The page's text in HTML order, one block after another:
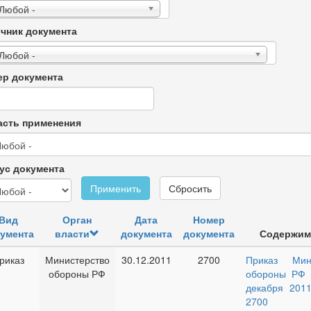
-
документа
-
документа
применения
документа
Применить
Сбросить
Орган
власти
Дата
документа
Номер
документа
Министерство
обороны РФ
30.12.2011 2700
Приказ
обороны РФ
декабря
2700